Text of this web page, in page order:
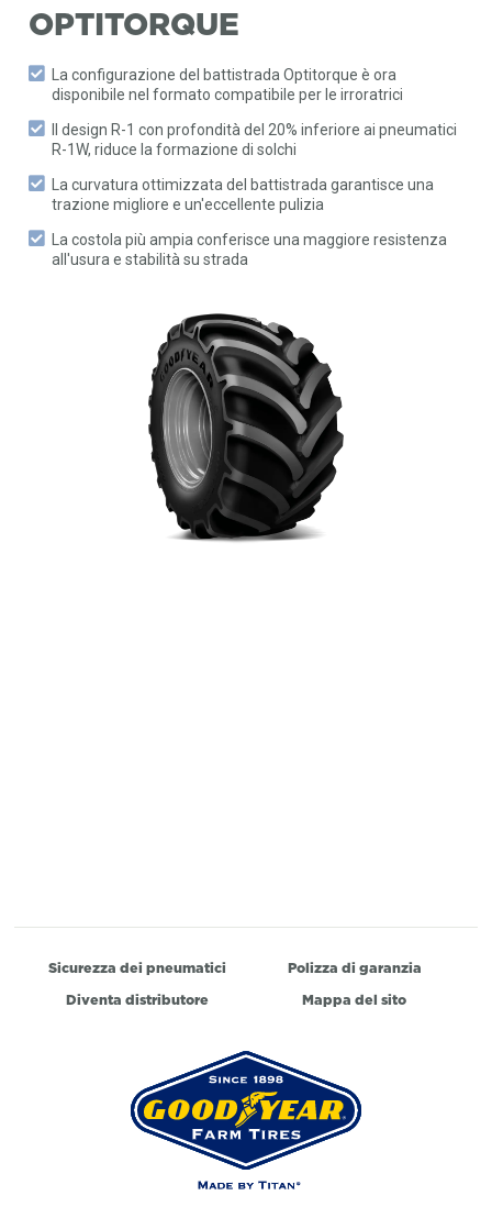
OPTITORQUE
La configurazione del battistrada Optitorque è ora
disponibile nel formato compatibile per le irroratrici
Il design R-1 con profondità del 20% inferiore ai pneumatici
R-1W, riduce la formazione di solchi
La curvatura ottimizzata del battistrada garantisce una
trazione migliore e un'eccellente pulizia
La costola più ampia conferisce una maggiore resistenza
all'usura e stabilità su strada
Sicurezza dei pneumatici
Polizza di garanzia
Diventa distributore
Mappa del sito